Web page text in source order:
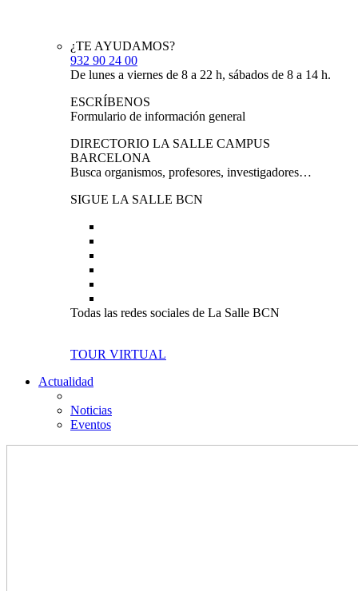
¿TE AYUDAMOS?
932 90 24 00
De lunes a viernes de 8 a 22 h, sábados de 8 a 14 h.
ESCRÍBENOS
Formulario de información general
DIRECTORIO LA SALLE CAMPUS
BARCELONA
Busca organismos, profesores, investigadores…
SIGUE LA SALLE BCN
Todas las redes sociales de La Salle BCN
TOUR VIRTUAL
Actualidad
Noticias
Eventos